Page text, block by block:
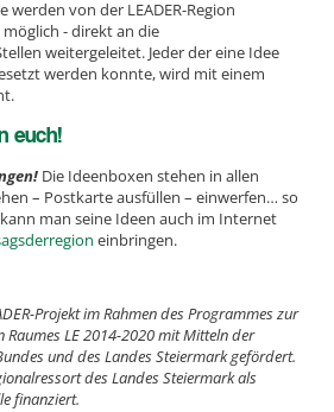
werden von der LEADER-Region
- direkt an die
weitergeleitet. Jeder der eine Idee
werden konnte, wird mit einem
euch!
Die Ideenboxen stehen in allen
– Postkarte ausfüllen – einwerfen… so
man seine Ideen auch im Internet
einbringen.
Projekt im Rahmen des Programmes zur
Raumes LE 2014-2020 mit Mitteln der
und des Landes Steiermark gefördert.
des Landes Steiermark als
finanziert.